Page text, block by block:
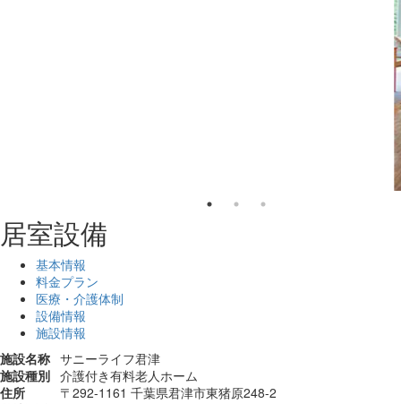
居室設備
基本情報
料金プラン
医療・介護体制
設備情報
施設情報
施設名称 サニーライフ君津
施設種別 介護付き有料老人ホーム
住所
〒292-1161 千葉県君津市東猪原248-2